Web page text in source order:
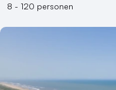
8 - 120 personen